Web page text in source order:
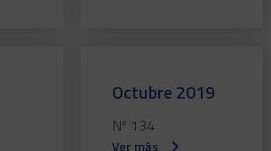
Octubre 2019
Nº 134
Ver más